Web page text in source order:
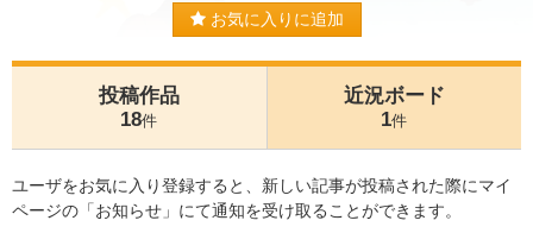
お気に入りに追加
投稿作品
18件
近況ボード
1件
ユーザをお気に入り登録すると、新しい記事が投稿された際にマイ
ページの「お知らせ」にて通知を受け取ることができます。